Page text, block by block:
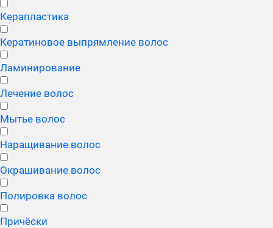
Керапластика
Кератиновое выпрямление волос
Ламинирование
Лечение волос
Мытье волос
Наращивание волос
Окрашивание волос
Полировка волос
Причёски